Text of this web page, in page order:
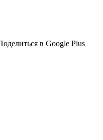
в Google Plus